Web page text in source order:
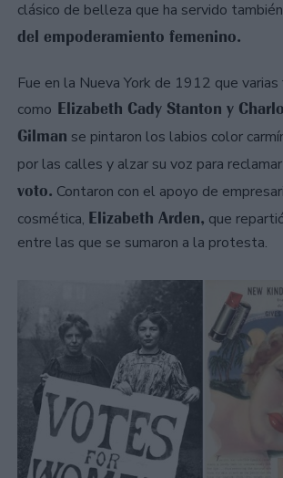
clásico de belleza que ha servido
del empoderamiento femenino.
Fue en la Nueva York de 1912 que
como Elizabeth Cady Stanton y
Gilman se pintaron los labios color
por las calles y alzar su voz para
voto. Contaron con el apoyo de
cosmética, Elizabeth Arden, que
entre las que se sumaron a la protesta.